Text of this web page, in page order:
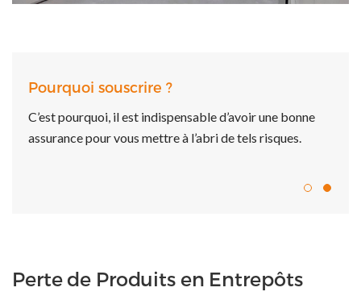
Pourquoi souscrire ?
C’est pourquoi, il est indispensable d’avoir une bonne
assurance pour vous mettre à l’abri de tels risques.
Perte de Produits en Entrepôts